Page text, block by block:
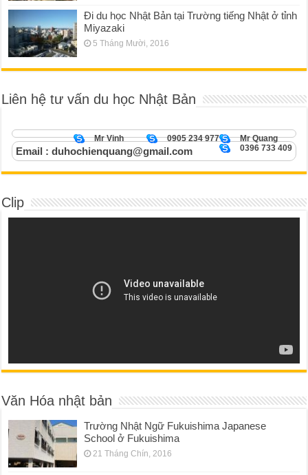
Đi du học Nhật Bản tại Trường tiếng Nhật ở tỉnh
Miyazaki
5 Tháng Mười, 2016
Liên hệ tư vấn du học Nhật Bản
Mr Quang
0905 234 977
Mr Vinh
0396 733 409
Email : duhochienquang@gmail.com
Clip
Văn Hóa nhật bản
Trường Nhật Ngữ Fukuishima Japanese
School ở Fukuishima
21 Tháng Chín, 2016